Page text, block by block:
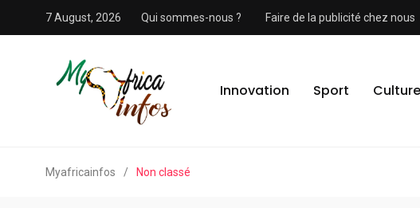
7 August, 2026 Qui sommes-nous ? Faire de la publicité chez nous
Innovation Sport Culture
Myafricainfos / Non classé